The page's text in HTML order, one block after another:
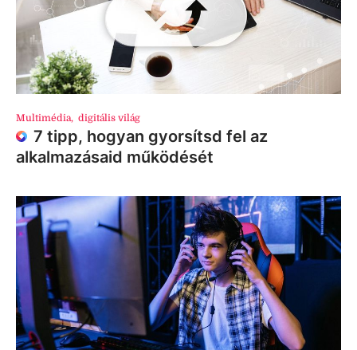
Multimédia, digitális világ
7 tipp, hogyan gyorsítsd fel az
alkalmazásaid működését